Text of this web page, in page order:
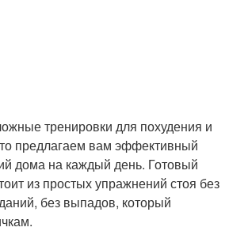
тренировки для похудения и
предлагаем вам эффективный
дома на каждый день. Готовый
из простых упражнений стоя без
без выпадов, который